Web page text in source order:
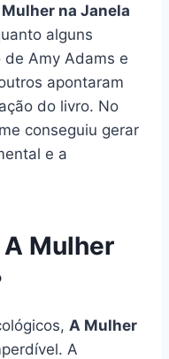
Mulher na Janela
alguns
Amy Adams e
apontaram
do livro. No
conseguiu gerar
e a
Mulher
A Mulher
A